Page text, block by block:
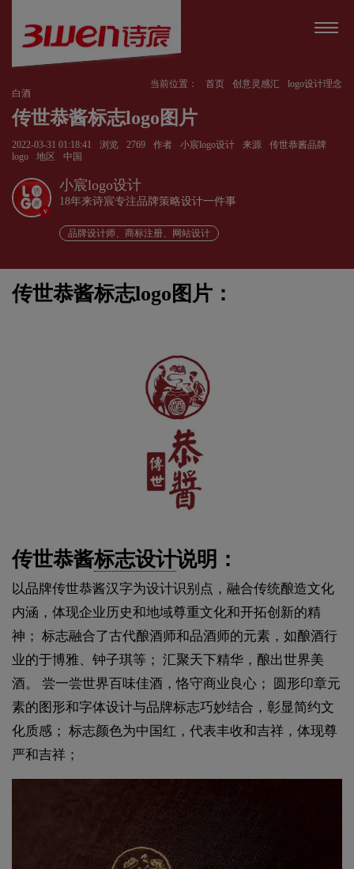
当前位置： 首页 创意灵感汇
logo设计理念
白酒
传世恭酱标志logo图片
2022-03-31 01:18:41 浏览 2769 作者 小宸logo设计 来源
传世恭酱品牌
logo
地区 中国
v
小宸logo设计
18年来诗宸专注品牌策略设计一件事
品牌设计师、商标注册、网站设计
传世恭酱标志logo图片：
传世恭酱标志设计说明：
以品牌传世恭酱汉字为设计识别点，融合传统酿造文化
内涵，体现企业历史和地域尊重文化和开拓创新的精
神； 标志融合了古代酿酒师和品酒师的元素，如酿酒行
业的于博雅、钟子琪等； 汇聚天下精华，酿出世界美
酒。 尝一尝世界百味佳酒，恪守商业良心； 圆形印章元
素的图形和字体设计与品牌标志巧妙结合，彰显简约文
化质感； 标志颜色为中国红，代表丰收和吉祥，体现尊
严和吉祥；